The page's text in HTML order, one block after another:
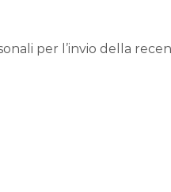
per l’invio della